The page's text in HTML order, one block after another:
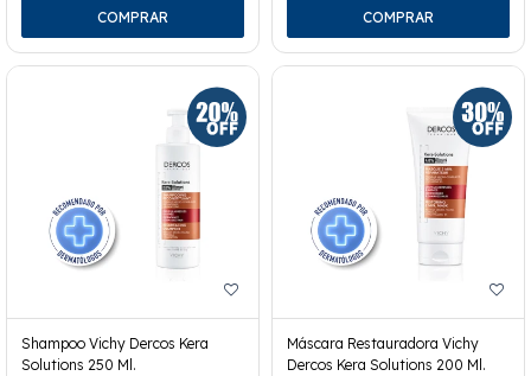
Shampoo Vichy Dercos Kera
Solutions 250 Ml.
Máscara Restauradora Vichy
Dercos Kera Solutions 200 Ml.